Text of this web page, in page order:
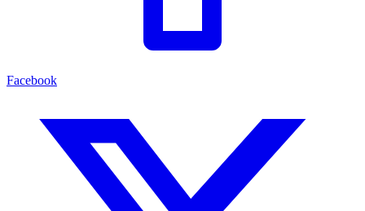
Facebook